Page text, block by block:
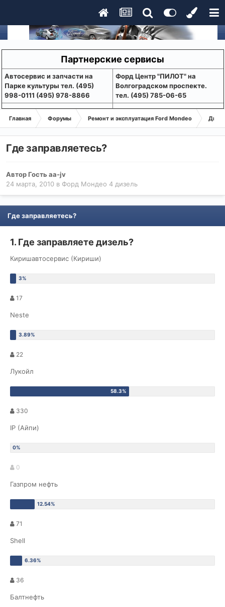
Партнерские сервисы
Aвтосервис и запчасти на
Парке культуры тел. (495)
998-0111 (495) 978-8866
Форд Центр "ПИЛОТ" на
Волгоградском проспекте.
тел. (495) 785-06-65
Главная Форумы Ремонт и эксплуатация Ford Mondeo
Где заправляетесь?
Автор Гость aa-jv
24 марта, 2010 в Форд Мондео 4 дизель
Где заправляетесь?
1. Где заправляете дизель?
Киришавтосервис (Кириши)
17
Neste
22
Лукойл
330
IP (Айпи)
0
Газпром нефть
71
Shell
36
Балтнефть